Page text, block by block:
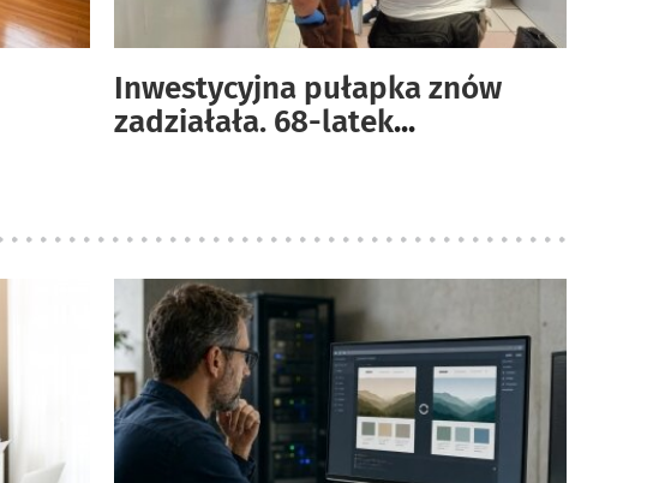
Inwestycyjna pułapka znów
zadziałała. 68-latek...